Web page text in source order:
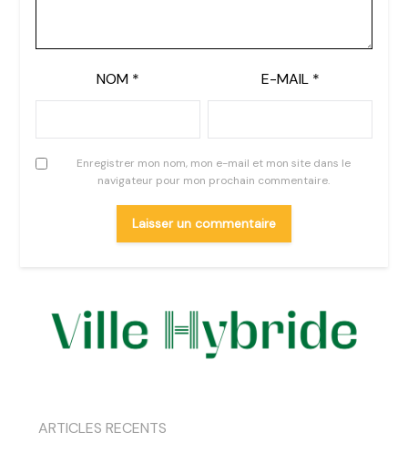
NOM * E-MAIL *
Enregistrer mon nom, mon e-mail et mon site dans le
navigateur pour mon prochain commentaire.
ARTICLES RECENTS